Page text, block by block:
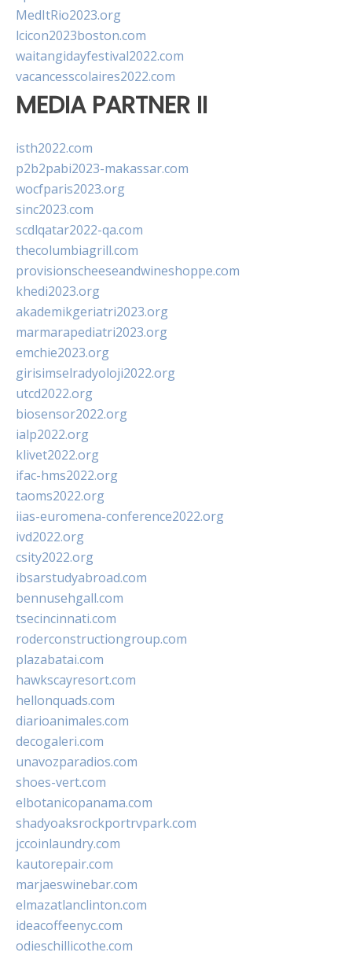
MedItRio2023.org
lcicon2023boston.com
waitangidayfestival2022.com
vacancesscolaires2022.com
MEDIA PARTNER II
isth2022.com
p2b2pabi2023-makassar.com
wocfparis2023.org
sinc2023.com
scdlqatar2022-qa.com
thecolumbiagrill.com
provisionscheeseandwineshoppe.com
khedi2023.org
akademikgeriatri2023.org
marmarapediatri2023.org
emchie2023.org
girisimselradyoloji2022.org
utcd2022.org
biosensor2022.org
ialp2022.org
klivet2022.org
ifac-hms2022.org
taoms2022.org
iias-euromena-conference2022.org
ivd2022.org
csity2022.org
ibsarstudyabroad.com
bennusehgall.com
tsecincinnati.com
roderconstructiongroup.com
plazabatai.com
hawkscayresort.com
hellonquads.com
diarioanimales.com
decogaleri.com
unavozparadios.com
shoes-vert.com
elbotanicopanama.com
shadyoaksrockportrvpark.com
jccoinlaundry.com
kautorepair.com
marjaeswinebar.com
elmazatlanclinton.com
ideacoffeenyc.com
odieschillicothe.com